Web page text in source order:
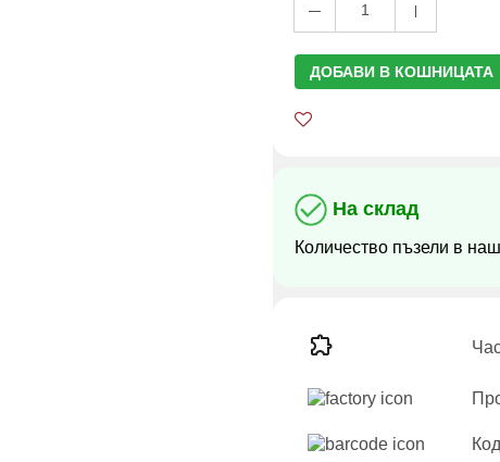
1
ДОБАВИ В КОШНИЦАТА
На склад
Количество пъзели в